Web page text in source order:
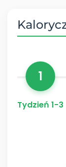
1
Tydzień 1-3